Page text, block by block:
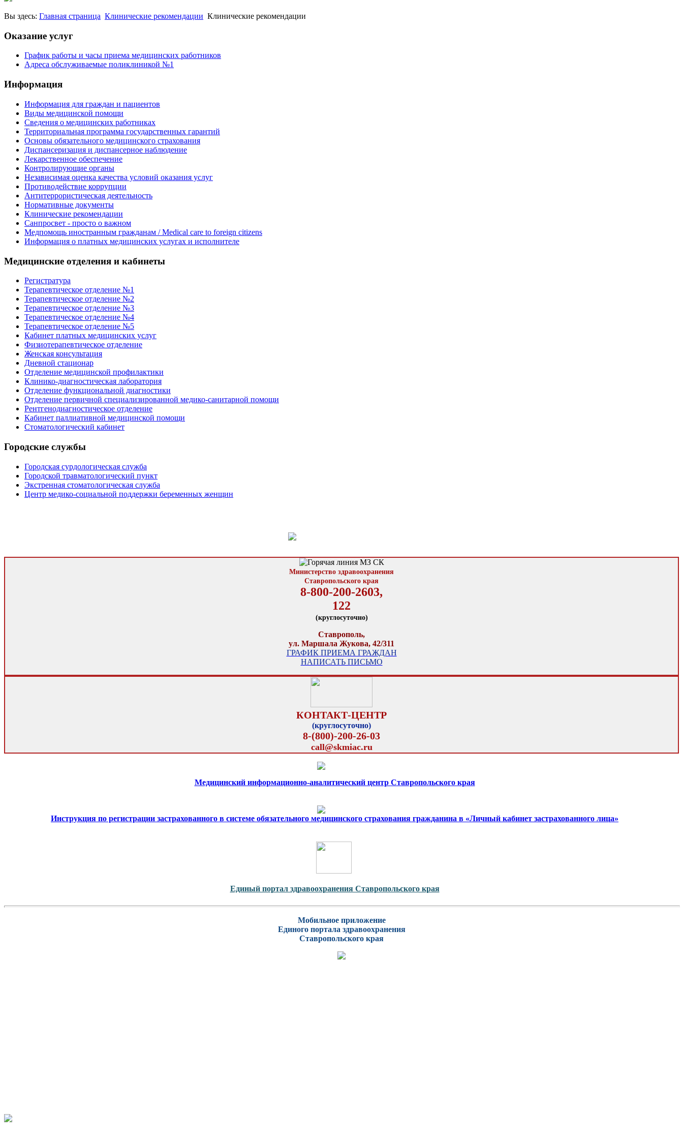
Вы здесь: Главная страница Клинические рекомендации Клинические рекомендации
Оказание услуг
График работы и часы приема медицинских работников
Адреса обслуживаемые поликлиникой №1
Информация
Информация для граждан и пациентов
Виды медицинской помощи
Сведения о медицинских работниках
Территориальная программа государственных гарантий
Основы обязательного медицинского страхования
Диспансеризация и диспансерное наблюдение
Лекарственное обеспечение
Контролирующие органы
Независимая оценка качества условий оказания услуг
Противодействие коррупции
Антитеррористическая деятельность
Нормативные документы
Клинические рекомендации
Санпросвет - просто о важном
Медпомощь иностранным гражданам / Medical care to foreign citizens
Информация о платных медицинских услугах и исполнителе
Медицинские отделения и кабинеты
Регистратура
Терапевтическое отделение №1
Терапевтическое отделение №2
Терапевтическое отделение №3
Терапевтическое отделение №4
Терапевтическое отделение №5
Кабинет платных медицинских услуг
Физиотерапевтическое отделение
Женская консультация
Дневной стационар
Отделение медицинской профилактики
Клинико-диагностическая лаборатория
Отделение функциональной диагностики
Отделение первичной специализированной медико-санитарной помощи
Рентгенодиагностическое отделение
Кабинет паллиативной медицинской помощи
Стоматологический кабинет
Городские службы
Городская сурдологическая служба
Городской травматологический пункт
Экстренная стоматологическая служба
Центр медико-социальной поддержки беременных женщин
Министерство здравоохранения
Ставропольского края
8-800-200-2603,
122
(круглосуточно)
Ставрополь,
ул. Маршала Жукова, 42/311
ГРАФИК ПРИЕМА ГРАЖДАН
НАПИСАТЬ ПИСЬМО
КОНТАКТ-ЦЕНТР
(круглосуточно)
8-(800)-200-26-03
call@skmiac.ru
Медицинский информационно-аналитический центр Ставропольского края
Инструкция по регистрации застрахованного в системе обязательного медицинского страхования гражданина в «Личный кабинет застрахованного лица»
Единый портал здравоохранения Ставропольского края
Мобильное приложение
Единого портала здравоохранения
Ставропольского края